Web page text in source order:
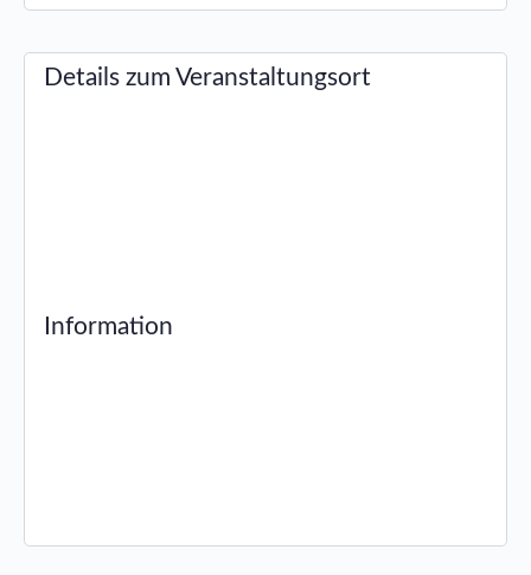
Details zum Veranstaltungsort
Information